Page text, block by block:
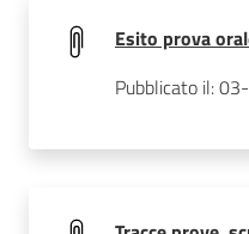
Esito prova
Pubblicato il: